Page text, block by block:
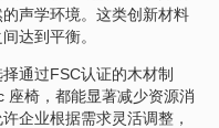
声学环境。这类创新材料
达到平衡。
通过FSC认证的木材制
座椅，都能显著减少资源消
企业根据需求灵活调整，